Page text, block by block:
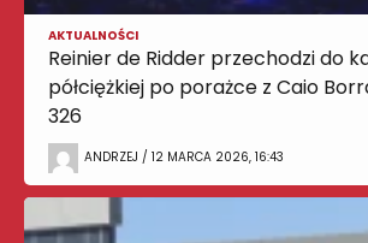
AKTUALNOŚCI
Reinier de Ridder przechodzi do
półciężkiej po porażce z Caio
326
ANDRZEJ / 12 MARCA 2026, 16:43